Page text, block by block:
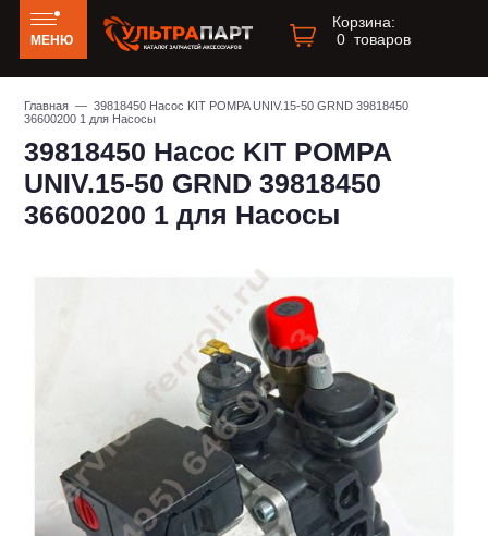
МЕНЮ
Корзина:
0 товаров
Главная — 39818450 Насос KIT POMPA UNIV.15-50 GRND 39818450
36600200 1 для Насосы
39818450 Насос KIT POMPA
UNIV.15-50 GRND 39818450
36600200 1 для Насосы